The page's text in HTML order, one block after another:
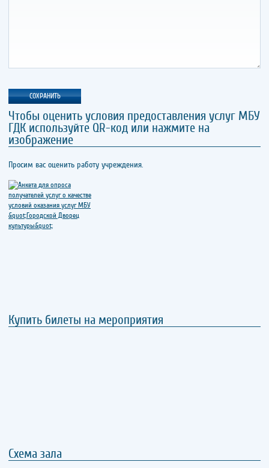
Чтобы оценить условия предоставления услуг МБУ
ГДК используйте QR-код или нажмите на
изображение
Просим вас оценить работу учреждения.
Купить билеты на мероприятия
Схема зала